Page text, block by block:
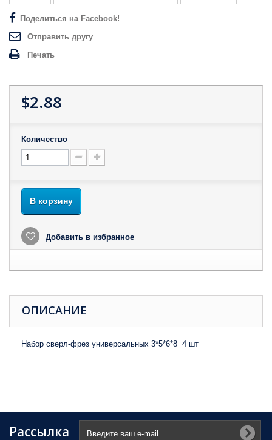
Поделиться на Facebook!
Отправить другу
Печать
$2.88
Количество
В корзину
Добавить в избранное
ОПИСАНИЕ
Набор сверл-фрез универсальных 3*5*6*8 4 шт
Рассылка